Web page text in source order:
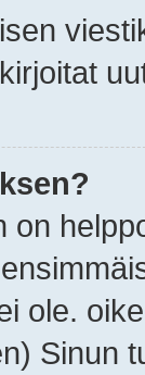
on
ole.
Sinun